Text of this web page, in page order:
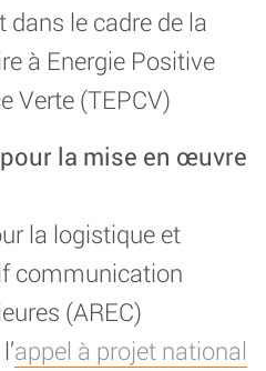
le cadre de la
à Energie Positive
Verte (TEPCV)
la mise en œuvre
la logistique et
communication
(AREC)
appel à projet national